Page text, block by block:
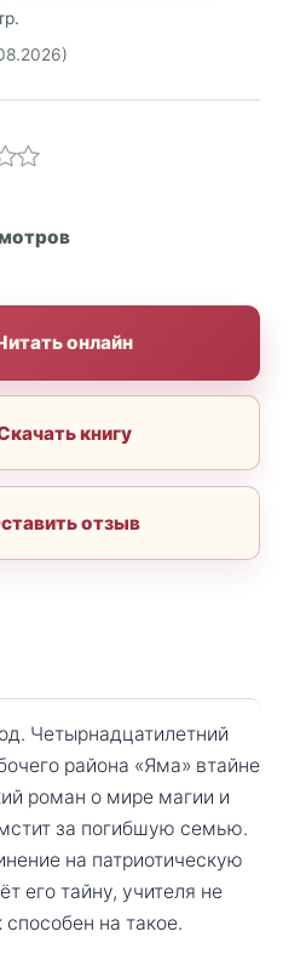
онлайн
книгу
отзыв
Четырнадцатилетний
района «Яма» втайне
роман о мире магии и
за погибшую семью.
на патриотическую
его тайну, учителя не
способен на такое.